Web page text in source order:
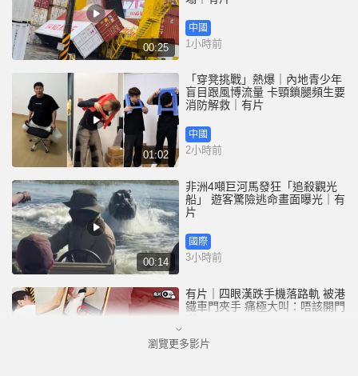
00:25
中國
1小時前
01:02
「穿凳挑戰」熱爆｜內地青少年
盲目跟風博流量 卡頸鎖腿頻生要
消防解救｜有片
中國
2小時前
00:14
非洲4噸巨河馬發狂「追殺觀光
船」 遊客驚險逃命畫面曝光｜有
片
國際
3小時前
有片｜四眼漢跌手機落路軌 被港
鐵車門夾手 痛極大叫：唔該開門
港聞
瀏覽更多影片